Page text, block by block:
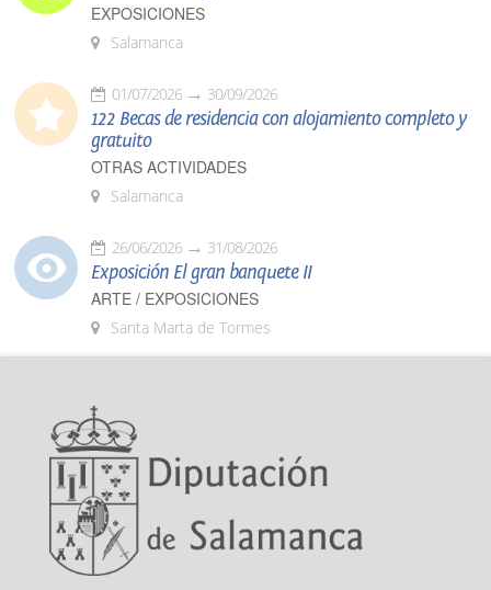
EXPOSICIONES
Salamanca
01/07/2026 30/09/2026
122 Becas de residencia con alojamiento completo y
gratuito
OTRAS ACTIVIDADES
Salamanca
26/06/2026 31/08/2026
Exposición El gran banquete II
ARTE / EXPOSICIONES
Santa Marta de Tormes